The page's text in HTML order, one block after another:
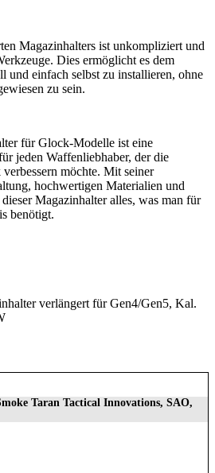
Magazinhalters ist unkompliziert und
Dies ermöglicht es dem
und einfach selbst zu installieren, ohne
zu sein.
für Glock-Modelle ist eine
jeden Waffenliebhaber, der die
möchte. Mit seiner
hochwertigen Materialien und
Magazinhalter alles, was man für
benötigt.
verlängert für Gen4/Gen5, Kal.
Taran Tactical Innovations, SAO,